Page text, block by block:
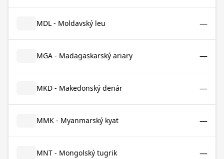
MDL - Moldavský leu —
MGA - Madagaskarský ariary —
MKD - Makedonský denár —
MMK - Myanmarský kyat —
MNT - Mongolský tugrik —